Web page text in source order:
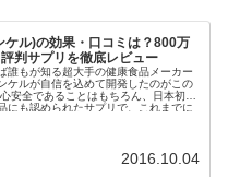
ケル)の効果・口コミは？800万
判サプリを徹底レビュー
誰もが知る超大手の健康食品メーカー
ケルが自信を込めて開発したのがこの
にも認められたサプリで、これまでに
2016.10.04